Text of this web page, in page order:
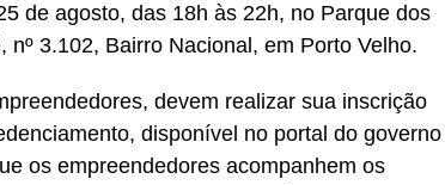
de agosto, das 18h às 22h, no Parque dos
3.102, Bairro Nacional, em Porto Velho.
devem realizar sua inscrição
disponível no portal do governo
os empreendedores acompanhem os